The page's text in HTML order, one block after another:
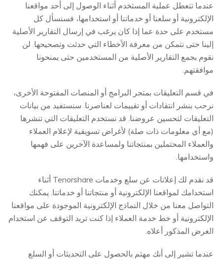
عندما تتعطل عملية المستخدم أثناء الوصول إلى أحد مواقعنا
الإلكترونية أو سلعنا أو خدماتنا أو استخدامها، فسنسأل كل
مستخدم على حدة عما إذا كان يرغب في إرسال التقارير الأصلية
إلينا حتى نتمكن من معرفة الأخطاء التي حدثت وتصحيحها. لن
نقوم بجمع التقارير الأصلية من المستخدمين حتى يمنحونا
موافقتهم.
في قسم التعليقات بمتجر البرامج أو المنصات المفتوحة الأخرى،
نرحب بنشر انتقادات أو تقييمات لعناصرنا. سنستفيد من بيانات
التعليقات لتحسين عروضنا. قد نستخدم التعليقات التي تنشرها
(مع أي معلومات ذات صلة) لأغراض تسويقية لإعلام العملاء
والعملاء المحتملين بمنتجاتنا ولمساعدة الآخرين على فهمها
واستخدامها.
قد نقدم لك إعلانات عن سلع وخدمات Tenorshare أثناء
استخدامك لمواقعنا الإلكترونية أو منتجاتنا أو خدماتنا. يمكنك
التواصل معنا من خلال النماذج الإلكترونية الموجودة على مواقعنا
الإلكترونية أو خط خدمة العملاء إذا كنت تريد التوقف عن استخدام
الغرض المذكور أعلاه.
عندما تشير إلى أنك مهتم بالحصول على التحديثات أو السلع